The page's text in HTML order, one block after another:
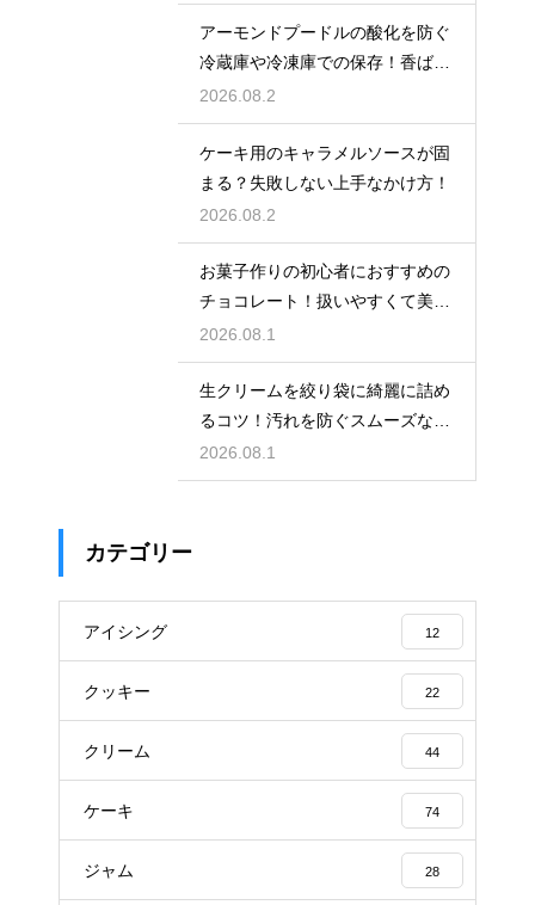
アーモンドプードルの酸化を防ぐ
冷蔵庫や冷凍庫での保存！香ばし
い風味を保ってお菓子を美味しく
する
2026.08.2
ケーキ用のキャラメルソースが固
まる？失敗しない上手なかけ方！
2026.08.2
お菓子作りの初心者におすすめの
チョコレート！扱いやすくて美味
しい種類を紹介
2026.08.1
生クリームを絞り袋に綺麗に詰め
るコツ！汚れを防ぐスムーズな入
れ方
2026.08.1
カテゴリー
アイシング 12
クッキー 22
クリーム 44
ケーキ 74
ジャム 28